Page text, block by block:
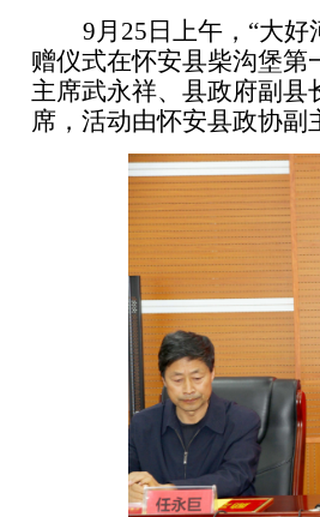
9月 25 日上午，“大好
赠仪式在怀安县柴沟堡
主席武永祥、县政府副
席，活动由怀安县政协副